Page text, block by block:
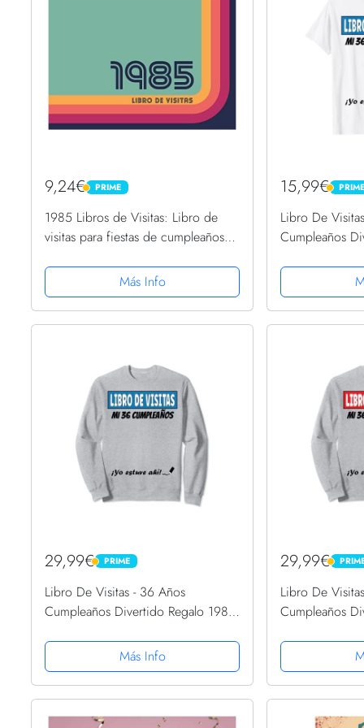
9,24€ PRIME
PRIME
1985 Libros de Visitas: Libro de
visitas para fiestas de cumpleaños
los amigos inserten saludos y
mensajes | 100...
Más Info
15,99€ PRIME
PRIME
Libro De
Cumpleaños
29,99€ PRIME
PRIME
Libro De Visitas - 36 Años
Cumpleaños Divertido Regalo 1985
Más Info
29,99€PRIME
Libro De
Cumpleaños